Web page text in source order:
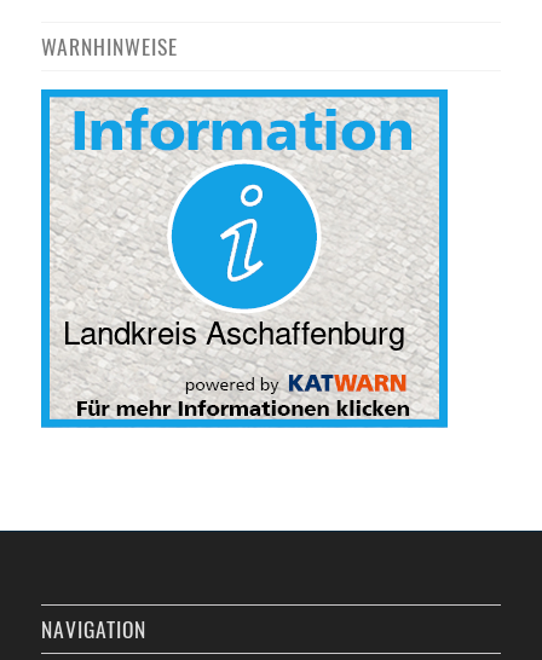
WARNHINWEISE
NAVIGATION